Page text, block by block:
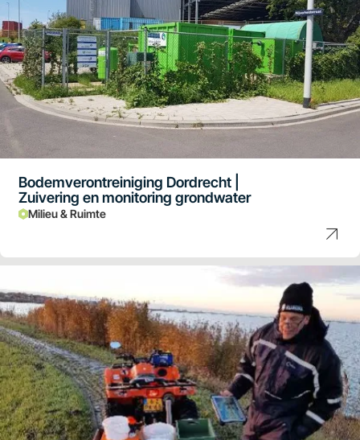
Bodemverontreiniging Dordrecht |
Zuivering en monitoring grondwater
Milieu & Ruimte